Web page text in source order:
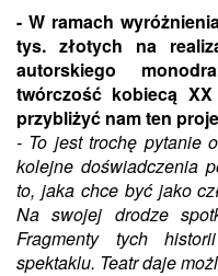
- W ramach
tys. złotych na
autorskiego
twórczość kobiecą
przybliżyć nam ten
- To jest trochę pytanie
kolejne doświadczenia
to, jaka chce być jako
Na swojej drodze
Fragmenty tych
spektaklu. Teatr daje